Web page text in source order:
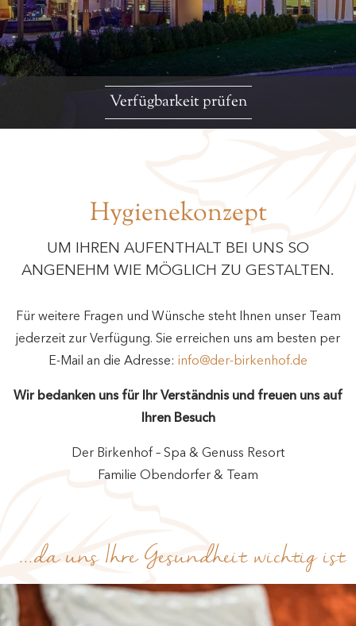
Verfügbarkeit prüfen
Hygienekonzept
UM IHREN AUFENTHALT BEI UNS SO
ANGENEHM WIE MÖGLICH ZU GESTALTEN.
Für weitere Fragen und Wünsche steht Ihnen unser Team
jederzeit zur Verfügung. Sie erreichen uns am besten per
E-Mail an die Adresse: info@der-birkenhof.de
Wir bedanken uns für Ihr Verständnis und freuen uns auf
Ihren Besuch
Der Birkenhof – Spa & Genuss Resort
Familie Obendorfer & Team
...da uns Ihre Gesundheit wichtig ist